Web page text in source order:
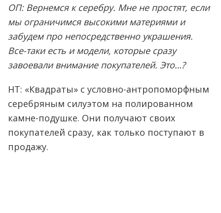
ОП: Вернемся к серебру. Мне не простят, если
мы ограничимся высокими материями и
забудем про непосредственно украшения.
Все-таки есть и модели, которые сразу
завоевали внимание покупателей. Это…?
НТ: «Квадраты» с условно-антропоморфным
серебряным силуэтом на полированном
камне-подушке. Они получают своих
покупателей сразу, как только поступают в
продажу.